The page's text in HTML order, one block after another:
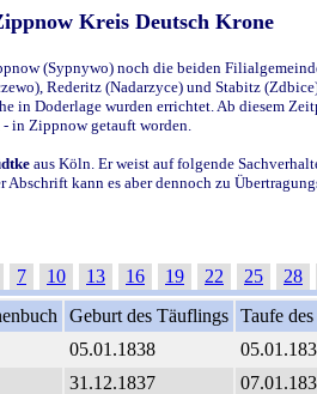
Kreis Deutsch Krone
(Sypnywo) noch die beiden
Rederitz (Nadarzyce) und Stabitz
Doderlage wurden errichtet. Ab diesem
in Zippnow getauft worden.
aus Köln. Er weist auf folgende
kann es aber dennoch zu
7 10 13 16 19 22 25 28
Geburt des Täuflings Taufe
05.01.1838
31.12.1837